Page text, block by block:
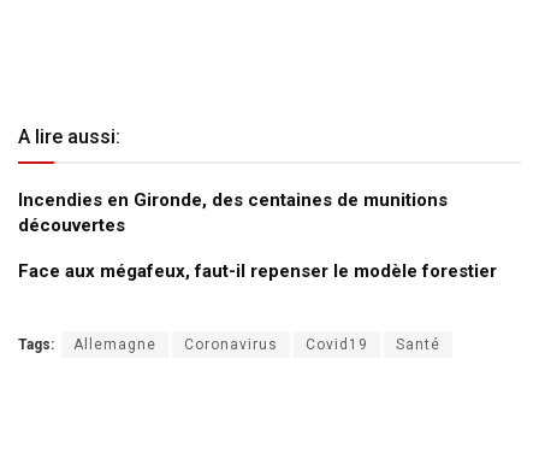
A lire aussi:
Incendies en Gironde, des centaines de munitions
découvertes
Face aux mégafeux, faut-il repenser le modèle forestier
Tags: Allemagne Coronavirus Covid19 Santé